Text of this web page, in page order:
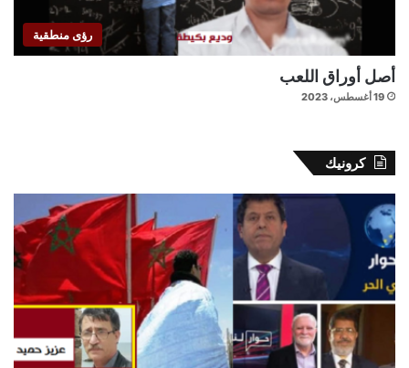
رؤى منطقية
أصل أوراق اللعب
19 أغسطس، 2023
كرونيك